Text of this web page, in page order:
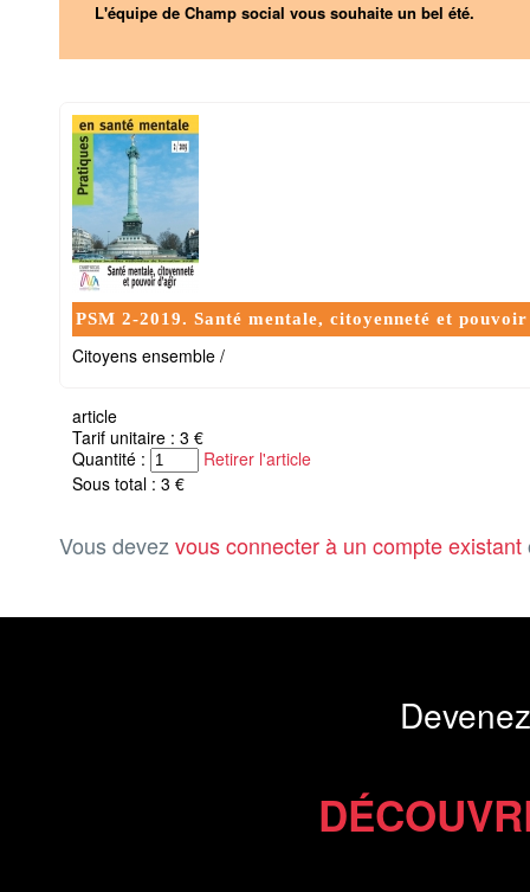
L'équipe de Champ social vous souhaite un bel été.
PSM 2-2019. Santé mentale, citoyenneté et
Citoyens ensemble /
article
Tarif unitaire : 3 €
Quantité :
Retirer l'article
Sous total : 3 €
Vous devez vous connecter à un compte existant